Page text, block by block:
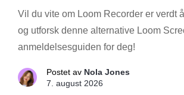
Vil du vite om Loom Recorder er verdt
og utforsk denne alternative Loom
anmeldelsesguiden for deg!
Postet av Nola Jones
7. august 2026